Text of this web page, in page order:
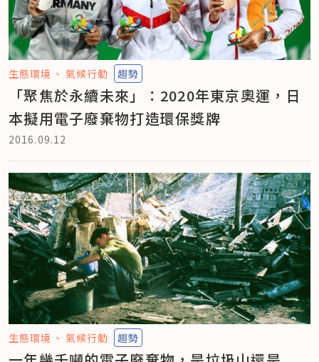
生態環境 氣候行動 趨勢
「聚焦於永續未來」：2020年東京奧運，日
本擬用電子廢棄物打造環保獎牌
2016.09.12
生態環境 氣候行動 趨勢